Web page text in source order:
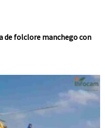
de folclore manchego con